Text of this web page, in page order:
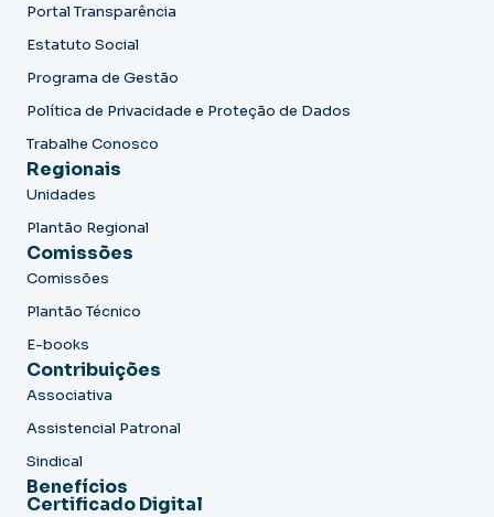
Portal Transparência
Estatuto Social
Programa de Gestão
Política de Privacidade e Proteção de Dados
Trabalhe Conosco
Regionais
Unidades
Plantão Regional
Comissões
Comissões
Plantão Técnico
E-books
Contribuições
Associativa
Assistencial Patronal
Sindical
Benefícios
Certificado Digital